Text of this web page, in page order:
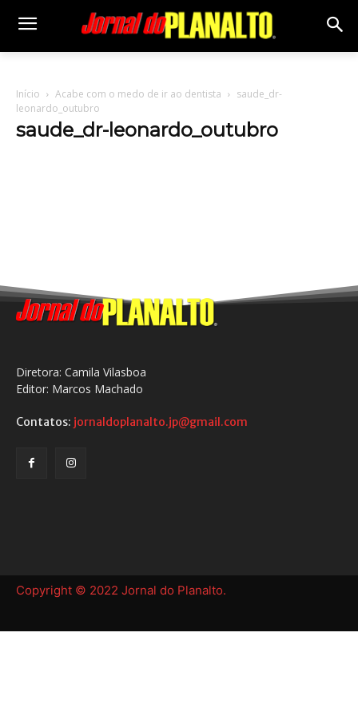
Início Acabe com o medo de ir ao dentista
saude_dr-
leonardo_outubro
saude_dr-leonardo_outubro
Diretora: Camila Vilasboa
Editor: Marcos Machado
Contatos: jornaldoplanalto.jp@gmail.com
Copyright © 2022 Jornal do Planalto.